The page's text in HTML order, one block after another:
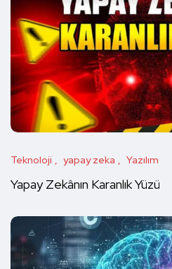
Teknoloji yapay zeka Yazılım
Yapay Zekânın Karanlık Yüzü